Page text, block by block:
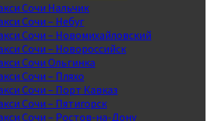
Сочи Нальчик
Сочи – Небуг
Сочи – Новомихайловский
Сочи – Новороссийск
Сочи Ольгинка
Сочи – Пляхо
Сочи – Порт Кавказ
Сочи – Пятигорск
Сочи – Ростов-на-Дону